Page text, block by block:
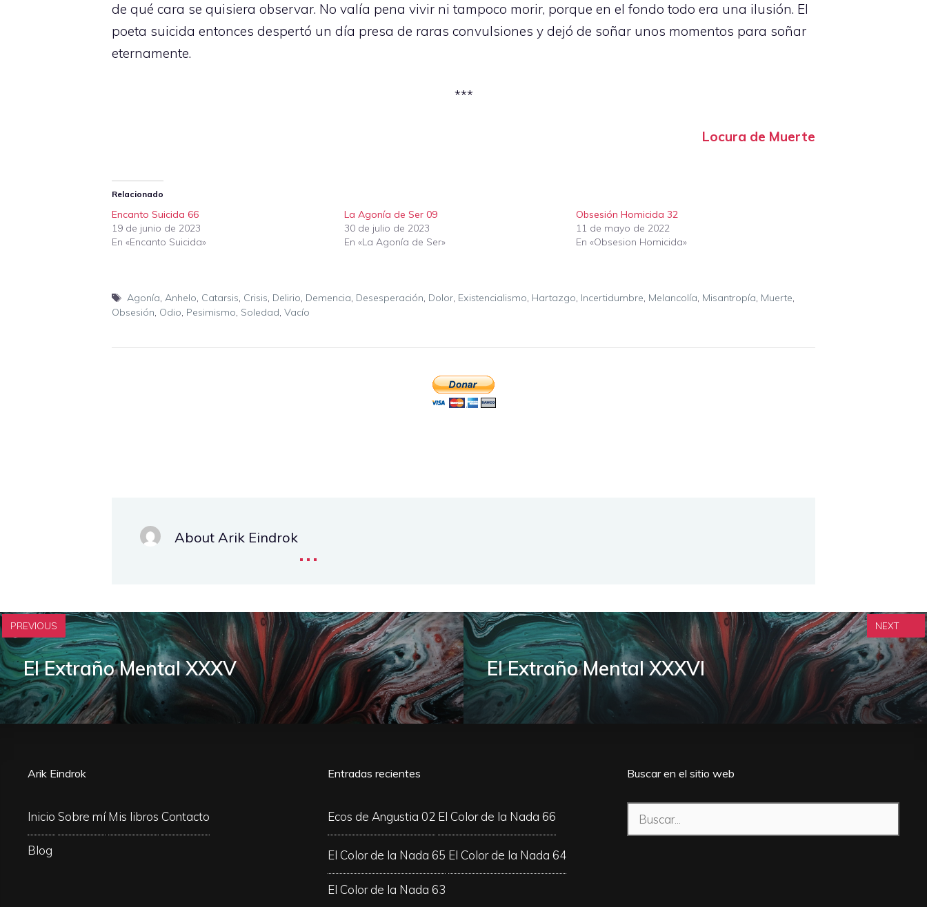
de qué cara se quisiera observar. No valía pena vivir ni tampoco morir, porque en el fondo todo era una ilusión. El
poeta suicida entonces despertó un día presa de raras convulsiones y dejó de soñar unos momentos para soñar
eternamente.
***
Locura de Muerte
Relacionado
Encanto Suicida 66
19 de junio de 2023
En «Encanto Suicida»
La Agonía de Ser 09
30 de julio de 2023
En «La Agonía de Ser»
Obsesión Homicida 32
11 de mayo de 2022
En «Obsesion Homicida»
Etiquetas
Agonía, Anhelo, Catarsis, Crisis, Delirio, Demencia, Desesperación, Dolor, Existencialismo, Hartazgo, Incertidumbre, Melancolía, Misantropía, Muerte,
Obsesión, Odio, Pesimismo, Soledad, Vacío
About Arik Eindrok...
PREVIOUS
El Extraño Mental XXXV El Extraño Mental XXXVI
NEXT
Arik Eindrok
Inicio Sobre mí Mis libros Contacto
Blog
Entradas recientes
Ecos de Angustia 02 El Color de la Nada 66
El Color de la Nada 65 El Color de la Nada 64
El Color de la Nada 63
Buscar en el sitio web